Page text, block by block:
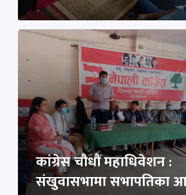
कांग्रेस चौधौं महाधिवेशन :
संखुवासभामा सभापतिका